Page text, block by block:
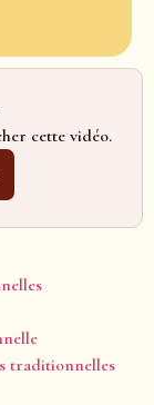
cette vidéo.
traditionnelles